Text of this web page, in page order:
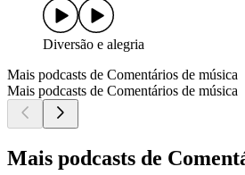
Diversão e alegria
Mais podcasts de Comentários de música
Mais podcasts de Comentários de música
Mais podcasts de